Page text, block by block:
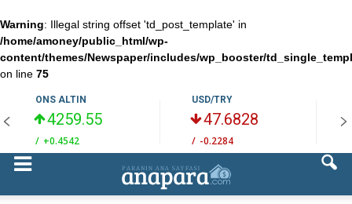
Warning: Illegal string offset 'td_post_template' in
/home/amoney/public_html/wp-
content/themes/Newspaper/includes/wp_booster/
on line 75
ONS ALTIN
4259.55
/ +0.4542
USD/TRY
47.6828
/ -0.2284